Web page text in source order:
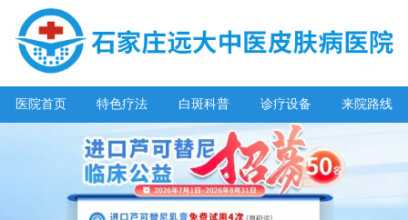
医院首页 特色疗法 白斑科普 诊疗设备 来院路线
阳春三月·抗白复发——远大白斑抗复发活动开启!